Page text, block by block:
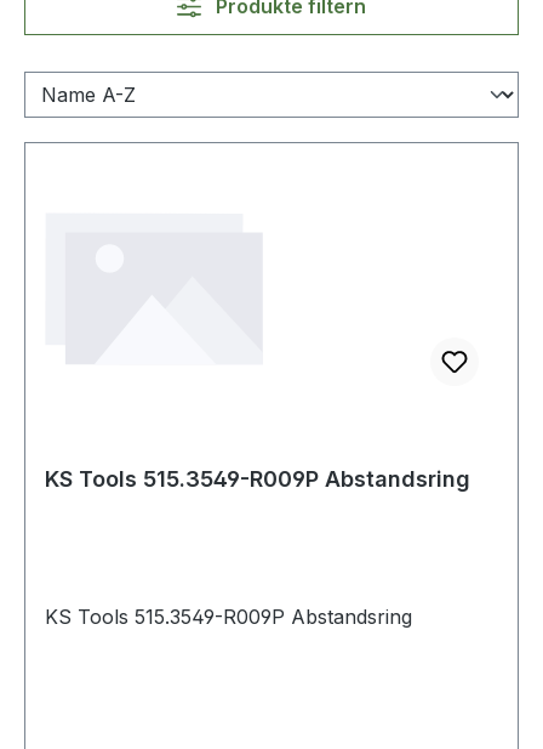
Produkte filtern
KS Tools 515.3549-R009P Abstandsring
KS Tools 515.3549-R009P Abstandsring